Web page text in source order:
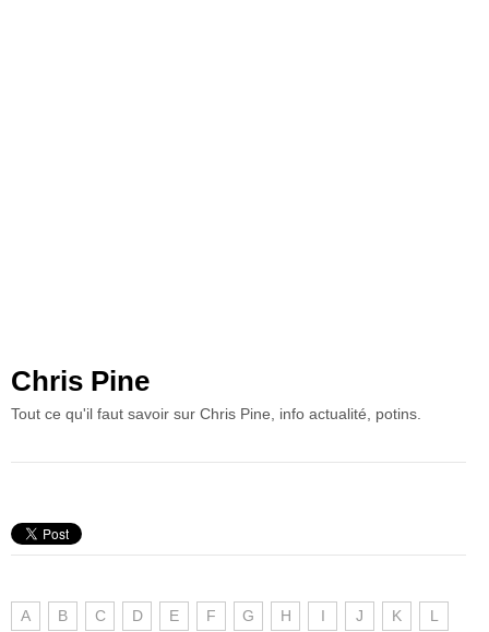
Chris Pine
Tout ce qu'il faut savoir sur Chris Pine, info actualité, potins.
A B C D E F G H I J K L